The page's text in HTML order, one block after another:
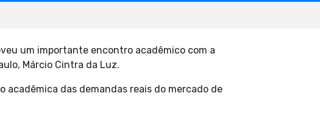
um importante encontro acadêmico com a
Márcio Cintra da Luz.
das demandas reais do mercado de